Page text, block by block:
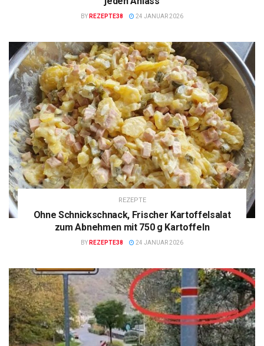
BY REZEPTE38 24 JANUAR 2026
REZEPTE
Ohne Schnickschnack, Frischer Kartoffelsalat
zum Abnehmen mit 750 g Kartoffeln
BY REZEPTE38 24 JANUAR 2026